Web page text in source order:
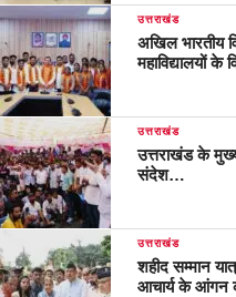
उत्तराखंड
अखिल भारतीय
महाविद्यालयों
उत्तराखंड
उत्तराखंड के
संदेश…
उत्तराखंड
शहीद सम्मान
आचार्य के आंगन